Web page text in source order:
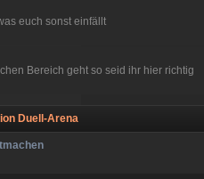
euch sonst einfällt
Bereich geht so seid ihr hier richtig
Duell-Arena